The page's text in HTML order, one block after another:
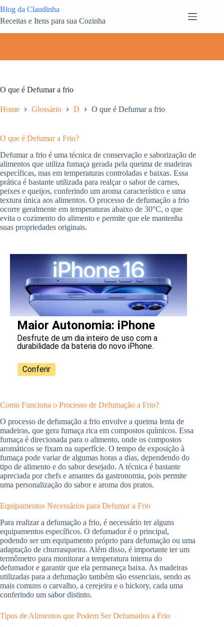
para
o
Blog da Claudinha
Receitas e Itens para sua Cozinha
O que é Defumar a frio
Home Glossário D O que é Defumar a frio
O que é Defumar a Frio?
Defumar a frio é uma técnica de conservação e saborização de
alimentos que utiliza fumaça gerada pela queima de madeiras
específicas, mas em temperaturas controladas e baixas. Essa
prática é bastante utilizada para realçar o sabor de carnes,
peixes e queijos, conferindo um aroma característico e uma
textura única aos alimentos. O processo de defumação a frio
ocorre geralmente em temperaturas abaixo de 30°C, o que
evita o cozimento do alimento e permite que ele mantenha
suas propriedades originais.
Maior Autonomia: iPhone
Desfrute de um dia inteiro de uso com a
durabilidade da bateria do novo iPhone.
Conferir
Como Funciona o Processo de Defumação a Frio?
O processo de defumação a frio envolve a queima lenta de
madeiras, que gera fumaça rica em compostos químicos. Essa
fumaça é direcionada para o alimento, onde os compostos
aromáticos se fixam na superfície. O tempo de exposição à
fumaça pode variar de algumas horas a dias, dependendo do
tipo de alimento e do sabor desejado. A técnica é bastante
apreciada por chefs e amantes da gastronomia, pois permite
uma personalização do sabor e aroma dos pratos.
Equipamentos Necessários para Defumar a Frio
Para realizar a defumação a frio, é necessário ter alguns
equipamentos específicos. O defumador é o principal,
podendo ser um equipamento próprio para defumação ou uma
adaptação de churrasqueira. Além disso, é importante ter um
termômetro para monitorar a temperatura interna do
defumador e garantir que ela permaneça baixa. As madeiras
utilizadas para a defumação também são essenciais, sendo as
mais comuns o carvalho, a cerejeira e o hickory, cada uma
conferindo um sabor distinto.
Tipos de Alimentos que Podem Ser Defumados a Frio